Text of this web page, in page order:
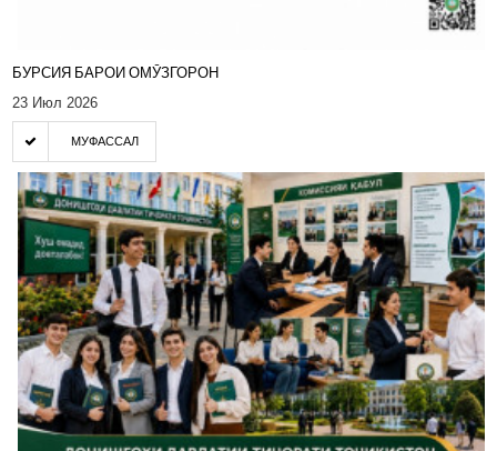
БУРСИЯ БАРОИ ОМӮЗГОРОН
23 Июл 2026
МУФАССАЛ